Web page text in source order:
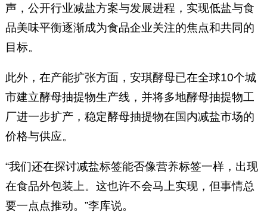
声，公开行业减盐方案与发展进程，实现低盐与食
品美味平衡逐渐成为食品企业关注的焦点和共同的
目标。
此外，在产能扩张方面，安琪酵母已在全球10个城
市建立酵母抽提物生产线，并将多地酵母抽提物工
厂进一步扩产，稳定酵母抽提物在国内减盐市场的
价格与供应。
“我们还在探讨减盐标签能否像营养标签一样，出现
在食品外包装上。这也许不会马上实现，但事情总
要一点点推动。”李库说。